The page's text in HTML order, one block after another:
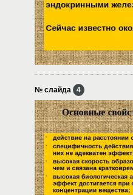
№ слайда 4